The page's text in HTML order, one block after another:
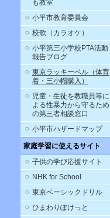
も教室
小平市教育委員会
校歌（カラオケ）
小平第三小学校PTA活動
報告ブログ
東京ラッキーベル（体育
着・三小帽購入）
児童・生徒を教職員等に
よる性暴力から守るため
の第三者相談窓口
小平市ハザードマップ
家庭学習に使えるサイト
子供の学び応援サイト
NHK for School
東京ベーシックドリル
ひまわりぽけっと